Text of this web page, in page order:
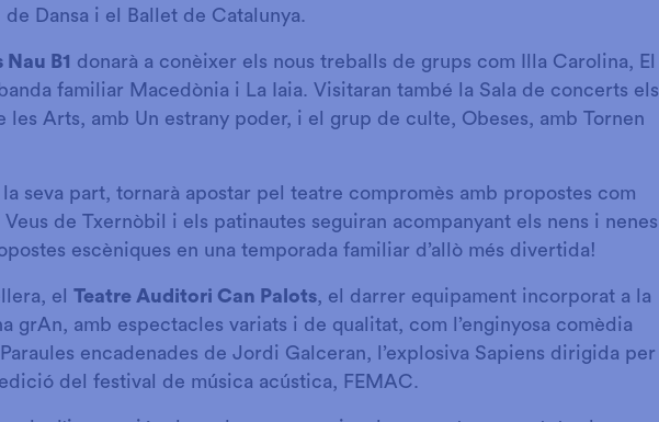
Dansa i el Ballet de Catalunya.
B1 donarà a conèixer els nous treballs de grups com Illa Carolina, El
familiar Macedònia i La Iaia. Visitaran també la Sala de concerts els
les Arts, amb Un estrany poder, i el grup de culte, Obeses, amb Tornen
seva part, tornarà apostar pel teatre compromès amb propostes com
de Txernòbil i els patinautes seguiran acompanyant els nens i nenes
escèniques en una temporada familiar d’allò més divertida!
el Teatre Auditori Can Palots, el darrer equipament incorporat a la
grAn, amb espectacles variats i de qualitat, com l’enginyosa comèdia
encadenades de Jordi Galceran, l’explosiva Sapiens dirigida per
del festival de música acústica, FEMAC.